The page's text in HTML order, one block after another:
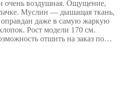
очень воздушная. Ощущение,
Муслин — дышащая ткань,
оправдан даже в самую жаркую
Рост модели 170 см.
отшить на заказ по…